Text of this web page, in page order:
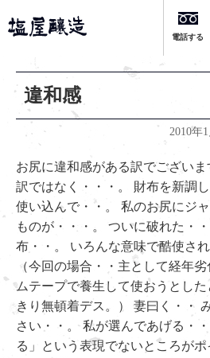
有限会社
電話する
違和感
2010年
お尻に違和感がある訳でござい
訳ではなく・・・。 財布を新調
使い込んで・・。 私のお尻にジ
ものが・・・。 ついに破れた・
布・・。 いろんな意味で酷使さ
（今回の場合・・主として経年
ムテープで養生して使おうとし
きり無頓着デス。） 妻曰く・・
さい・・。 私が選んであげる・
る」という表現でないところが